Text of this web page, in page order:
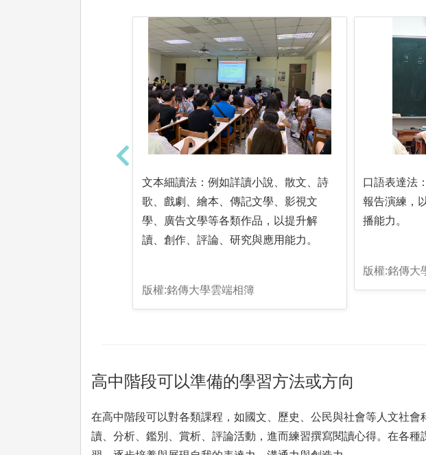
文本細讀法：例如詳讀小說、散文、詩
歌、戲劇、繪本、傳記文學、影視文
學、廣告文學等各類作品，以提升解
讀、創作、評論、研究與應用能力。
版權:銘傳大學雲端相簿
口語表達法
報告演練，
播能力。
版權:銘傳大
高中階段可以準備的學習方法或方向
在高中階段可以對各類課程，如國文、歷史、公民與社會等人文社
讀、分析、鑑別、賞析、評論活動，進而練習撰寫閱讀心得。在各